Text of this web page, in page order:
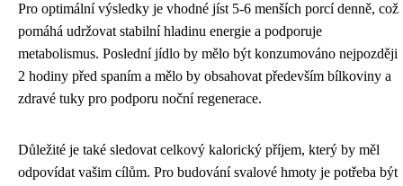
Pro optimální výsledky je vhodné jíst 5-6 menších porcí denně, což
pomáhá udržovat stabilní hladinu energie a podporuje
metabolismus. Poslední jídlo by mělo být konzumováno nejpozději
2 hodiny před spaním a mělo by obsahovat především bílkoviny a
zdravé tuky pro podporu noční regenerace.
Důležité je také sledovat celkový kalorický příjem, který by měl
odpovídat vašim cílům. Pro budování svalové hmoty je potřeba být